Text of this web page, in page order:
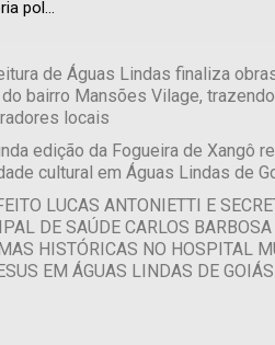
pol...
de Águas Lindas finaliza
do bairro Mansões Vilage,
locais
edição da Fogueira de Xangô
cultural em Águas Lindas de
LUCAS ANTONIETTI E
DE SAÚDE CARLOS
HISTÓRICAS NO HOSPITAL
​​EM ÁGUAS LINDAS DE GOIÁS